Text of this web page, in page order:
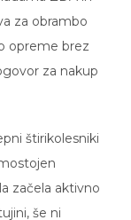
za obrambo
opreme brez
za nakup
začela aktivno
še ni